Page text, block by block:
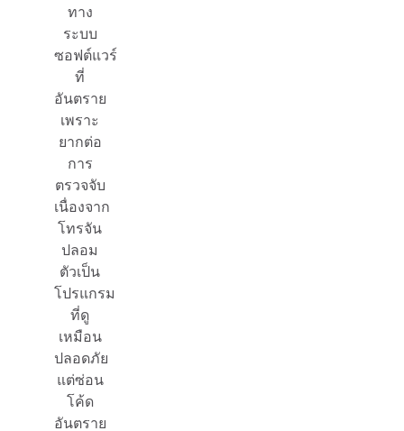
ทาง
ระบบ
ซอฟต์แวร์
ที่
อันตราย
เพราะ
ยากต่อ
การ
ตรวจจับ
เนื่องจาก
โทรจัน
ปลอม
ตัวเป็น
โปรแกรม
ที่ดู
เหมือน
ปลอดภัย
แต่ซ่อน
โค้ด
อันตราย